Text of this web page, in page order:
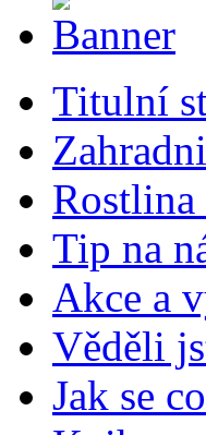
Titulní
Rostlina
Tip na
Akce a
Věděli
Jak se